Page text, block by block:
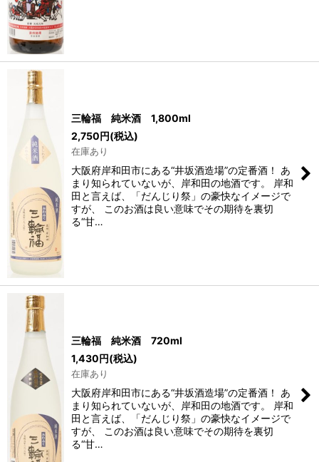
三輪福 純米酒 1,800ml
2,750円(税込)
在庫あり
大阪府岸和田市にある“井坂酒造場”の定番酒！ あ
まり知られていないが、岸和田の地酒です。 岸和
田と言えば、「だんじり祭」の豪快なイメージで
すが、 このお酒は良い意味でその期待を裏切
る“甘…
三輪福 純米酒 720ml
1,430円(税込)
在庫あり
大阪府岸和田市にある“井坂酒造場”の定番酒！ あ
まり知られていないが、岸和田の地酒です。 岸和
田と言えば、「だんじり祭」の豪快なイメージで
すが、 このお酒は良い意味でその期待を裏切
る“甘…